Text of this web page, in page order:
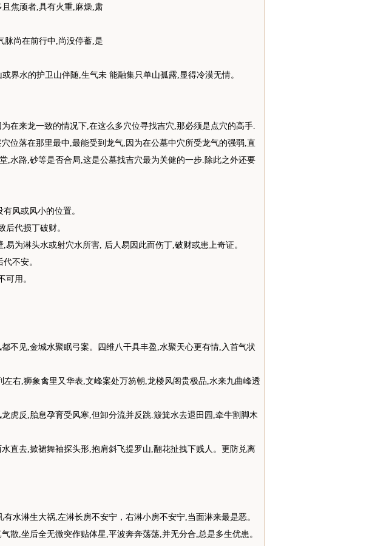
焦顽者,具有火重,麻燥,肃
脉尚在前行中,尚没停蓄,是
界水的护卫山伴随,生气未 能融集只单山孤露,显得冷漠无情。
在来龙一致的情况下,在这么多穴位寻找吉穴,那必须是点穴的高手.
位落在那里最中,最能受到龙气,因为在公墓中穴所受龙气的强弱,直
,水路,砂等是否合局,这是公墓找吉穴最为关健的一步.除此之外还要
风或风小的位置。
代损丁破财。
为淋头水或射穴水所害, 后人易因此而伤丁,破财或患上奇证。
不安。
可用。
不见,金城水聚眠弓案。四维八干具丰盈,水聚天心更有情,入首气状
右,狮象禽里又华表,文峰案处万笏朝,龙楼风阁贵极品,水来九曲峰透
虎反,胎息孕育受风寒,但卸分流并反跳.簸箕水去退田园,牵牛割脚木
直去,掀裙舞袖探头形,抱肩斜飞提罗山,翻花扯拽下贱人。更防兑离
水淋生大祸,左淋长房不安宁，右淋小房不安宁,当面淋来最是恶。
散,坐后全无微突作贴体星,平波奔奔荡荡,并无分合,总是多生优患。